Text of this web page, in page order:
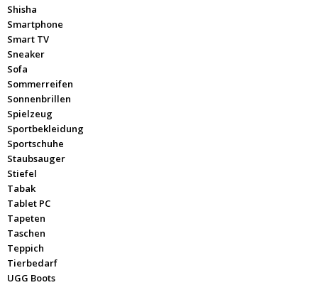
Shisha
Smartphone
Smart TV
Sneaker
Sofa
Sommerreifen
Sonnenbrillen
Spielzeug
Sportbekleidung
Sportschuhe
Staubsauger
Stiefel
Tabak
Tablet PC
Tapeten
Taschen
Teppich
Tierbedarf
UGG Boots